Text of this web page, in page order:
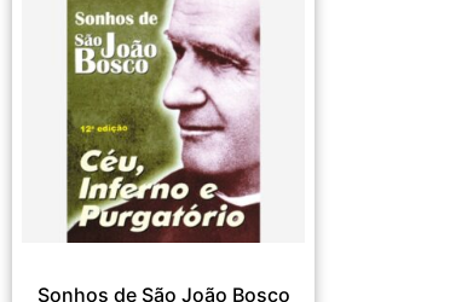
Sonhos de São João Bosco